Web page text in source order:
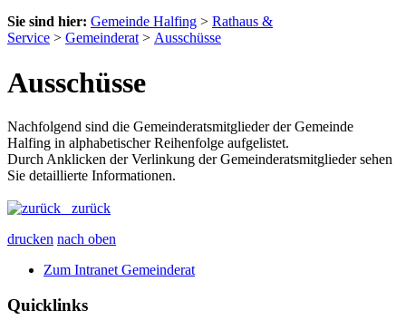
Sie sind hier: Gemeinde Halfing > Rathaus &
Service > Gemeinderat > Ausschüsse
Ausschüsse
Nachfolgend sind die Gemeinderatsmitglieder der Gemeinde
Halfing in alphabetischer Reihenfolge aufgelistet.
Durch Anklicken der Verlinkung der Gemeinderatsmitglieder sehen
Sie detaillierte Informationen.
zurück
drucken nach oben
Zum Intranet Gemeinderat
Quicklinks